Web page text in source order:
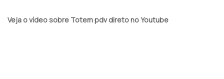
Veja o vídeo sobre Totem pdv direto no Youtube